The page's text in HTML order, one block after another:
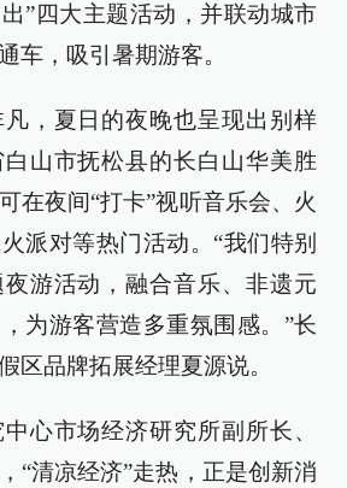
”四大主题活动，并联动城市
车，吸引暑期游客。
，夏日的夜晚也呈现出别样
山市抚松县的长白山华美胜
在夜间“打卡”视听音乐会、火
派对等热门活动。“我们特别
游活动，融合音乐、非遗元
为游客营造多重氛围感。”长
区品牌拓展经理夏源说。
心市场经济研究所副所长、
“清凉经济”走热，正是创新消